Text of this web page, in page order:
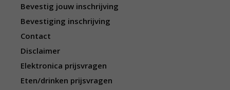
Bevestig jouw inschrijving
Bevestiging inschrijving
Contact
Disclaimer
Elektronica prijsvragen
Eten/drinken prijsvragen